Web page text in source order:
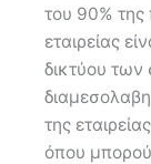
του 90%
εταιρείας
δικτύου
της
όπου